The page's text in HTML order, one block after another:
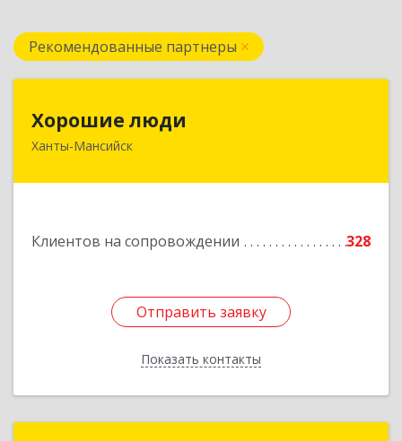
Рекомендованные партнеры
Хорошие люди
Ханты-Мансийск
Клиентов на сопровождении 328
Отправить заявку
Показать контакты
628007, Ханты-Мансийский Автономный округ
Подробнее
Отправить заявку
Назад